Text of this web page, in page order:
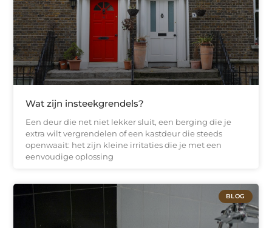
Wat zijn insteekgrendels?
Een deur die net niet lekker sluit, een berging die je
extra wilt vergrendelen of een kastdeur die steeds
openwaait: het zijn kleine irritaties die je met een
eenvoudige oplossing
BLOG